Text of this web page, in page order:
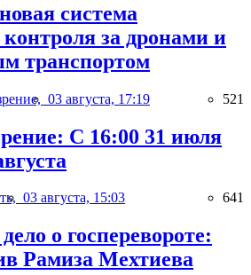
система
за дронами и
транспортом
03 августа, 17:19 521
С 16:00 31 июля
03 августа, 15:03 641
о госперевороте:
Рамиза Мехтиева